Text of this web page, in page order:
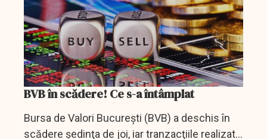
BVB în scădere! Ce s-a întâmplat
Bursa de Valori Bucureşti (BVB) a deschis în
scădere şedinţa de joi, iar tranzacţiile realizate